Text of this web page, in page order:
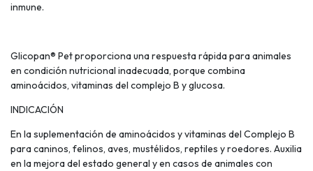
inmune.
Glicopan® Pet proporciona una respuesta rápida para animales
en condición nutricional inadecuada, porque combina
aminoácidos, vitaminas del complejo B y glucosa.
INDICACIÓN
En la suplementación de aminoácidos y vitaminas del Complejo B
para caninos, felinos, aves, mustélidos, reptiles y roedores. Auxilia
en la mejora del estado general y en casos de animales con